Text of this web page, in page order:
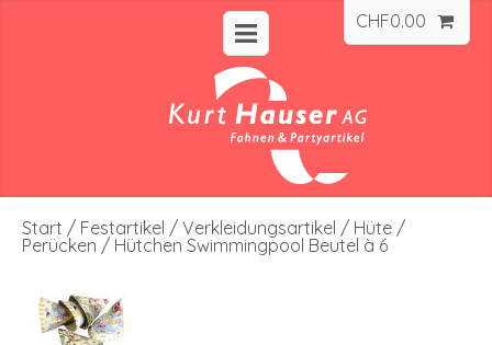
CHF0.00
Start / Festartikel / Verkleidungsartikel / Hüte /
Perücken / Hütchen Swimmingpool Beutel à 6